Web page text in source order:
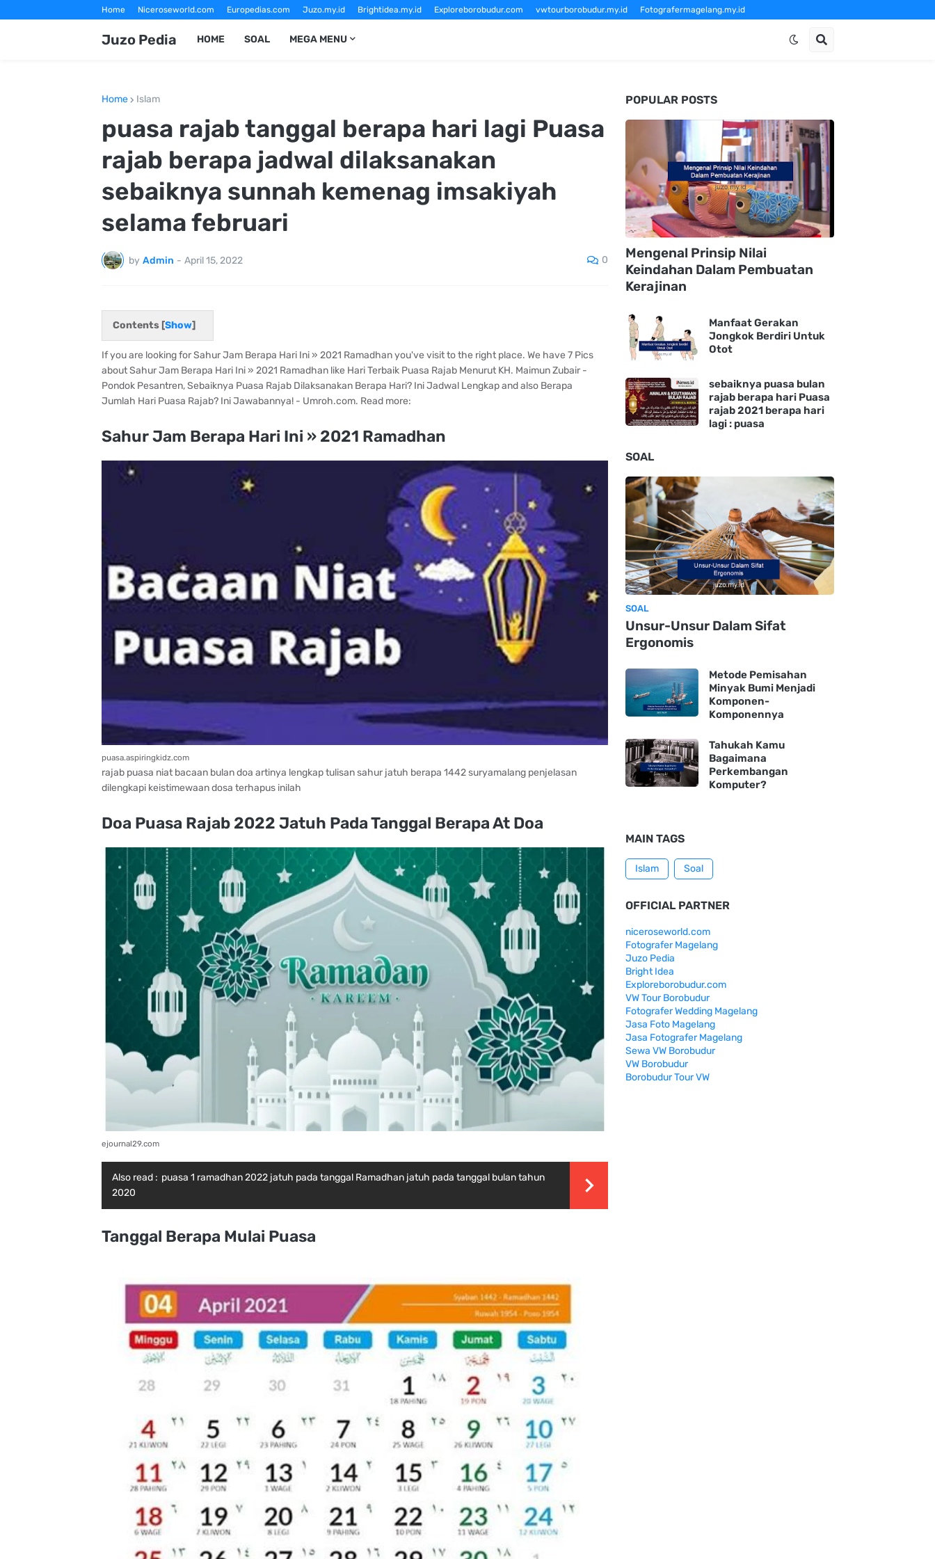
Home Niceroseworld.com Europedias.com Juzo.my.id Brightidea.my.id Exploreborobudur.com vwtourborobudur.my.id
Fotografermagelang.my.id
Juzo Pedia HOME SOAL MEGA MENU
Home Islam
puasa rajab tanggal berapa hari lagi Puasa
rajab berapa jadwal dilaksanakan
sebaiknya sunnah kemenag imsakiyah
selama februari
by Admin - April 15, 2022 0
Contents [Show]
If you are looking for Sahur Jam Berapa Hari Ini » 2021 Ramadhan you've visit to the right place. We have 7 Pics
about Sahur Jam Berapa Hari Ini » 2021 Ramadhan like Hari Terbaik Puasa Rajab Menurut KH. Maimun Zubair -
Pondok Pesantren, Sebaiknya Puasa Rajab Dilaksanakan Berapa Hari? Ini Jadwal Lengkap and also Berapa
Jumlah Hari Puasa Rajab? Ini Jawabannya! - Umroh.com. Read more:
Sahur Jam Berapa Hari Ini » 2021 Ramadhan
puasa.aspiringkidz.com
rajab puasa niat bacaan bulan doa artinya lengkap tulisan sahur jatuh berapa 1442 suryamalang penjelasan
dilengkapi keistimewaan dosa terhapus inilah
Doa Puasa Rajab 2022 Jatuh Pada Tanggal Berapa At Doa
ejournal29.com
Also read : puasa 1 ramadhan 2022 jatuh pada tanggal Ramadhan jatuh pada tanggal bulan tahun
2020
Tanggal Berapa Mulai Puasa
POPULAR POSTS
Mengenal Prinsip Nilai
Keindahan Dalam Pembuatan
Kerajinan
Manfaat Gerakan
Jongkok Berdiri Untuk
Otot
sebaiknya puasa bulan
rajab berapa hari Puasa
rajab 2021 berapa hari
lagi : puasa
SOAL
SOAL
Unsur-Unsur Dalam Sifat
Ergonomis
Metode Pemisahan
Minyak Bumi Menjadi
Komponen-
Komponennya
Tahukah Kamu
Bagaimana
Perkembangan
Komputer?
MAIN TAGS
Islam Soal
OFFICIAL PARTNER
niceroseworld.com
Fotografer Magelang
Juzo Pedia
Bright Idea
Exploreborobudur.com
VW Tour Borobudur
Fotografer Wedding Magelang
Jasa Foto Magelang
Jasa Fotografer Magelang
Sewa VW Borobudur
VW Borobudur
Borobudur Tour VW